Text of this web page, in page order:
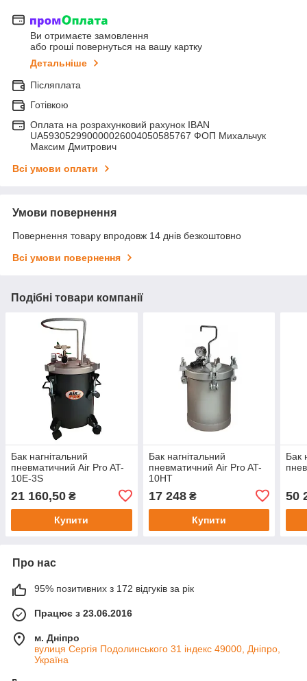
Ви отримаєте замовлення
або гроші повернуться на вашу картку
Детальніше
Післяплата
Готівкою
Оплата на розрахунковий рахунок IBAN
UA593052990000026004050585767 ФОП Михальчук
Максим Дмитрович
Всі умови оплати
Умови повернення
Повернення товару впродовж 14 днів безкоштовно
Всі умови повернення
Подібні товари компанії
Бак нагнітальний
пневматичний Air Pro AT-
10E-3S
21 160,50 ₴
Купити
Бак нагнітальний
пневматичний Air Pro AT-
10HT
17 248₴
Купити
Бак
50
Про нас
95% позитивних з 172 відгуків за рік
Працює з 23.06.2016
м. Дніпро
вулиця Сергія Подолинського 31 індекс 49000, Дніпро,
Україна